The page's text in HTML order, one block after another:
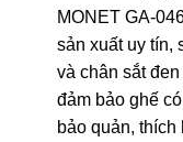
MONET GA-
sản xuất uy tín,
và chân sắt
đảm bảo ghế
bảo quản,